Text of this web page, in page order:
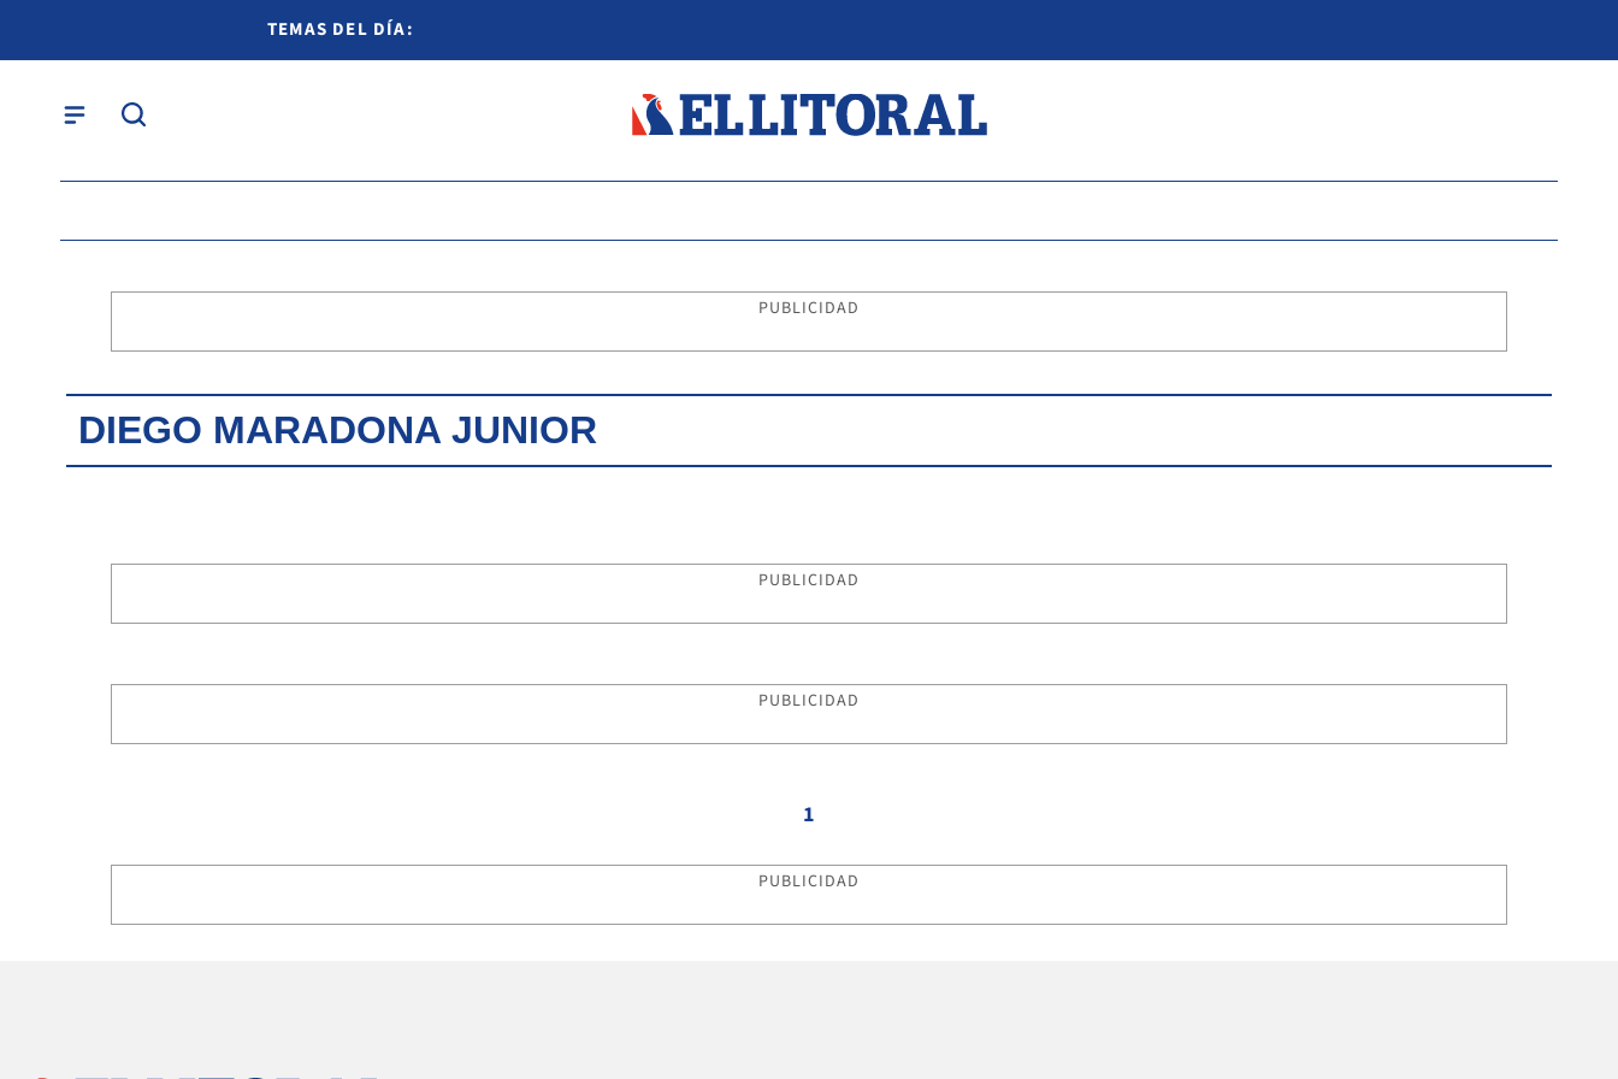
TEMAS DEL DÍA:
PUBLICIDAD
DIEGO MARADONA JUNIOR
PUBLICIDAD
PUBLICIDAD
1
PUBLICIDAD